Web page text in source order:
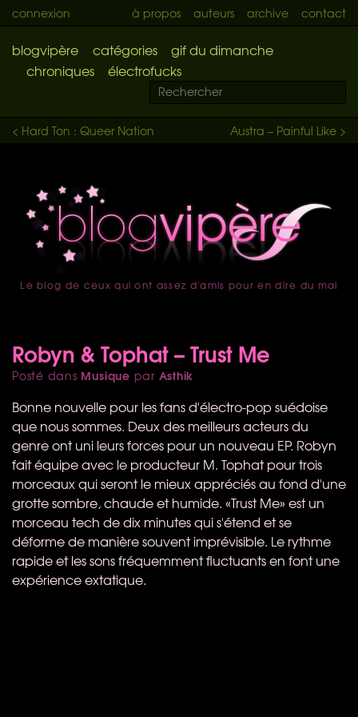
connexion à propos auteurs archive contact
blogvipère catégories
gif du dimanche
chroniques
électrofucks
Austra – Painful Like >
< Hard Ton : Queer Nation
accueil
Le blog de ceux qui ont assez d'amis pour en dire du mal
Robyn & Tophat – Trust Me
Posté dans Musique par Asthik
Bonne nouvelle pour les fans d'électro-pop suédoise
que nous sommes. Deux des meilleurs acteurs du
genre ont uni leurs forces pour un nouveau EP. Robyn
fait équipe avec le producteur M. Tophat pour trois
morceaux qui seront le mieux appréciés au fond d'une
grotte sombre, chaude et humide. «Trust Me» est un
morceau tech de dix minutes qui s'étend et se
déforme de manière souvent imprévisible. Le rythme
rapide et les sons fréquemment fluctuants en font une
expérience extatique.